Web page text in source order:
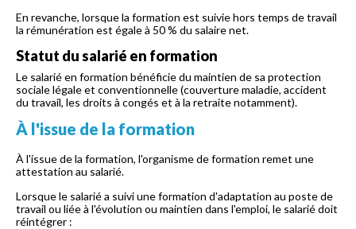
En revanche, lorsque la formation est suivie hors temps de travail
la rémunération est égale à 50 % du salaire net.
Statut du salarié en formation
Le salarié en formation bénéficie du maintien de sa protection
sociale légale et conventionnelle (couverture maladie, accident
du travail, les droits à congés et à la retraite notamment).
À l'issue de la formation
À l'issue de la formation, l'organisme de formation remet une
attestation au salarié.
Lorsque le salarié a suivi une formation d'adaptation au poste de
travail ou liée à l'évolution ou maintien dans l'emploi, le salarié doit
réintégrer :